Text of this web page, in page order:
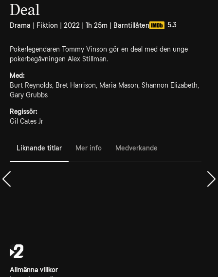
Deal
Drama | Fiktion | 2022 | 1h 25m | Barntillåten 5.3
Pokerlegendaren Tommy Vinson gör en deal med den unge
pokerbegåvningen Alex Stillman.
Med:
Burt Reynolds, Bret Harrison, Maria Mason, Shannon Elizabeth,
Gary Grubbs
Regissör:
Gil Cates Jr
Liknande titlar Mer info Medverkande
Allmänna villkor